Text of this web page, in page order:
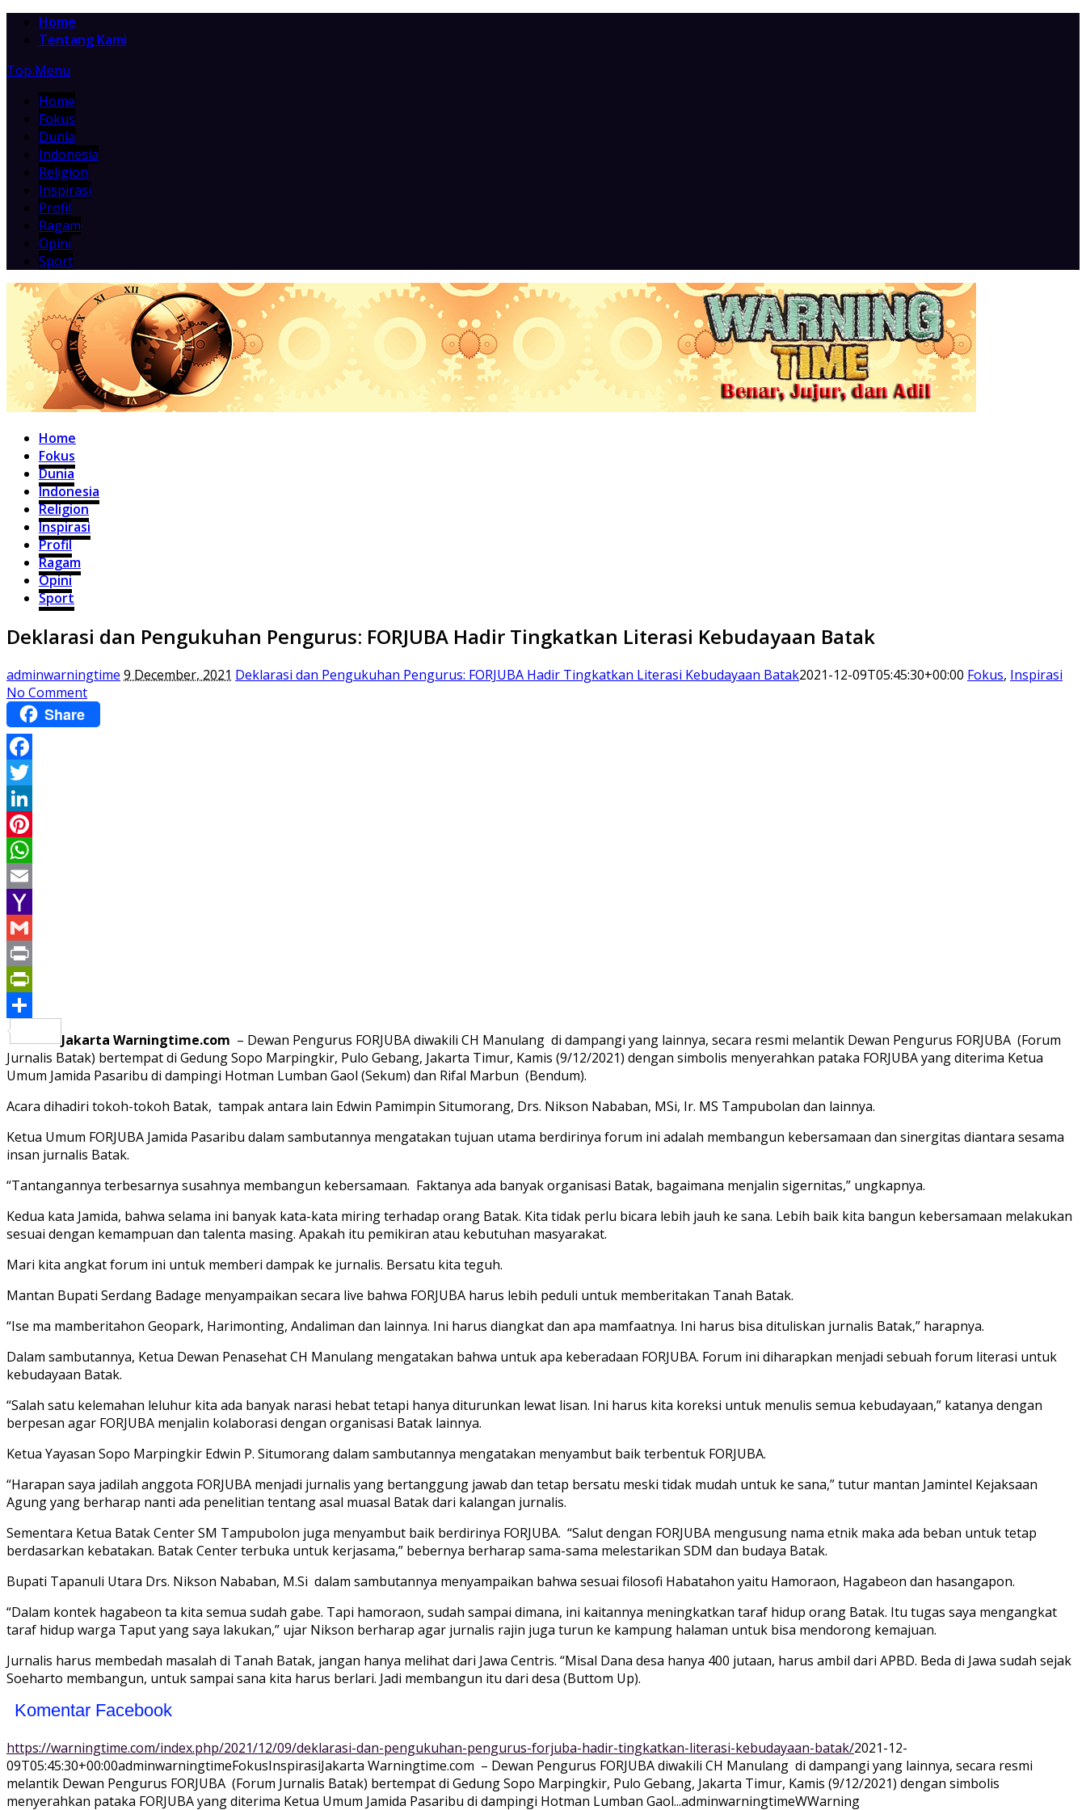
Home
Tentang Kami
Top Menu
Home
Fokus
Dunia
Indonesia
Religion
Inspirasi
Profil
Ragam
Opini
Sport
Home
Fokus
Dunia
Indonesia
Religion
Inspirasi
Profil
Ragam
Opini
Sport
Deklarasi dan Pengukuhan Pengurus: FORJUBA Hadir Tingkatkan Literasi Kebudayaan Batak
adminwarningtime 9 December, 2021 Deklarasi dan Pengukuhan Pengurus: FORJUBA Hadir Tingkatkan Literasi Kebudayaan Batak2021-12-09T05:45:30+00:00 Fokus, Inspirasi
No Comment
Share
Facebook
Twitter
LinkedIn
Pinterest
WhatsApp
Email
Yahoo
Mail
Gmail
Print
PrintFriendly
Share
Jakarta Warningtime.com – Dewan Pengurus FORJUBA diwakili CH Manulang di dampangi yang lainnya, secara resmi melantik Dewan Pengurus FORJUBA (Forum
Jurnalis Batak) bertempat di Gedung Sopo Marpingkir, Pulo Gebang, Jakarta Timur, Kamis (9/12/2021) dengan simbolis menyerahkan pataka FORJUBA yang diterima Ketua
Umum Jamida Pasaribu di dampingi Hotman Lumban Gaol (Sekum) dan Rifal Marbun (Bendum).
Acara dihadiri tokoh-tokoh Batak, tampak antara lain Edwin Pamimpin Situmorang, Drs. Nikson Nababan, MSi, Ir. MS Tampubolan dan lainnya.
Ketua Umum FORJUBA Jamida Pasaribu dalam sambutannya mengatakan tujuan utama berdirinya forum ini adalah membangun kebersamaan dan sinergitas diantara sesama
insan jurnalis Batak.
“Tantangannya terbesarnya susahnya membangun kebersamaan. Faktanya ada banyak organisasi Batak, bagaimana menjalin sigernitas,” ungkapnya.
Kedua kata Jamida, bahwa selama ini banyak kata-kata miring terhadap orang Batak. Kita tidak perlu bicara lebih jauh ke sana. Lebih baik kita bangun kebersamaan melakukan
sesuai dengan kemampuan dan talenta masing. Apakah itu pemikiran atau kebutuhan masyarakat.
Mari kita angkat forum ini untuk memberi dampak ke jurnalis. Bersatu kita teguh.
Mantan Bupati Serdang Badage menyampaikan secara live bahwa FORJUBA harus lebih peduli untuk memberitakan Tanah Batak.
“Ise ma mamberitahon Geopark, Harimonting, Andaliman dan lainnya. Ini harus diangkat dan apa mamfaatnya. Ini harus bisa dituliskan jurnalis Batak,” harapnya.
Dalam sambutannya, Ketua Dewan Penasehat CH Manulang mengatakan bahwa untuk apa keberadaan FORJUBA. Forum ini diharapkan menjadi sebuah forum literasi untuk
kebudayaan Batak.
“Salah satu kelemahan leluhur kita ada banyak narasi hebat tetapi hanya diturunkan lewat lisan. Ini harus kita koreksi untuk menulis semua kebudayaan,” katanya dengan
berpesan agar FORJUBA menjalin kolaborasi dengan organisasi Batak lainnya.
Ketua Yayasan Sopo Marpingkir Edwin P. Situmorang dalam sambutannya mengatakan menyambut baik terbentuk FORJUBA.
“Harapan saya jadilah anggota FORJUBA menjadi jurnalis yang bertanggung jawab dan tetap bersatu meski tidak mudah untuk ke sana,” tutur mantan Jamintel Kejaksaan
Agung yang berharap nanti ada penelitian tentang asal muasal Batak dari kalangan jurnalis.
Sementara Ketua Batak Center SM Tampubolon juga menyambut baik berdirinya FORJUBA. “Salut dengan FORJUBA mengusung nama etnik maka ada beban untuk tetap
berdasarkan kebatakan. Batak Center terbuka untuk kerjasama,” bebernya berharap sama-sama melestarikan SDM dan budaya Batak.
Bupati Tapanuli Utara Drs. Nikson Nababan, M.Si dalam sambutannya menyampaikan bahwa sesuai filosofi Habatahon yaitu Hamoraon, Hagabeon dan hasangapon.
“Dalam kontek hagabeon ta kita semua sudah gabe. Tapi hamoraon, sudah sampai dimana, ini kaitannya meningkatkan taraf hidup orang Batak. Itu tugas saya mengangkat
taraf hidup warga Taput yang saya lakukan,” ujar Nikson berharap agar jurnalis rajin juga turun ke kampung halaman untuk bisa mendorong kemajuan.
Jurnalis harus membedah masalah di Tanah Batak, jangan hanya melihat dari Jawa Centris. “Misal Dana desa hanya 400 jutaan, harus ambil dari APBD. Beda di Jawa sudah sejak
Soeharto membangun, untuk sampai sana kita harus berlari. Jadi membangun itu dari desa (Buttom Up).
Komentar Facebook
https://warningtime.com/index.php/2021/12/09/deklarasi-dan-pengukuhan-pengurus-forjuba-hadir-tingkatkan-literasi-kebudayaan-batak/2021-12-
09T05:45:30+00:00adminwarningtimeFokusInspirasiJakarta Warningtime.com – Dewan Pengurus FORJUBA diwakili CH Manulang di dampangi yang lainnya, secara resmi
melantik Dewan Pengurus FORJUBA (Forum Jurnalis Batak) bertempat di Gedung Sopo Marpingkir, Pulo Gebang, Jakarta Timur, Kamis (9/12/2021) dengan simbolis
menyerahkan pataka FORJUBA yang diterima Ketua Umum Jamida Pasaribu di dampingi Hotman Lumban Gaol...adminwarningtimeWWarning